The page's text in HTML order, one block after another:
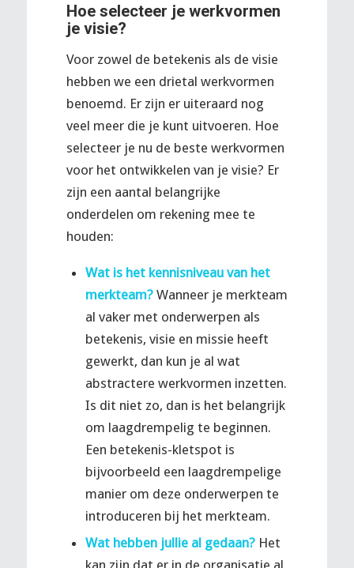
Hoe selecteer je werkvormen
je visie?
Voor zowel de betekenis als de visie
hebben we een drietal werkvormen
benoemd. Er zijn er uiteraard nog
veel meer die je kunt uitvoeren. Hoe
selecteer je nu de beste werkvormen
voor het ontwikkelen van je visie? Er
zijn een aantal belangrijke
onderdelen om rekening mee te
houden:
Wat is het kennisniveau van het
merkteam? Wanneer je merkteam
al vaker met onderwerpen als
betekenis, visie en missie heeft
gewerkt, dan kun je al wat
abstractere werkvormen inzetten.
Is dit niet zo, dan is het belangrijk
om laagdrempelig te beginnen.
Een betekenis-kletspot is
bijvoorbeeld een laagdrempelige
manier om deze onderwerpen te
introduceren bij het merkteam.
Wat hebben jullie al gedaan? Het
kan zijn dat er in de organisatie al